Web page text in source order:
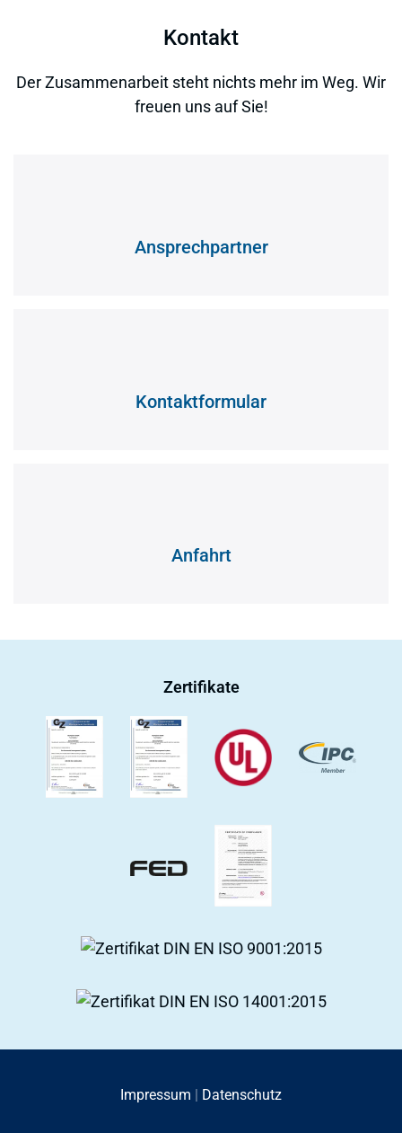
Kontakt
Der Zusammenarbeit steht nichts mehr im Weg. Wir
freuen uns auf Sie!
Ansprechpartner
Kontaktformular
Anfahrt
Zertifikate
Impressum Datenschutz